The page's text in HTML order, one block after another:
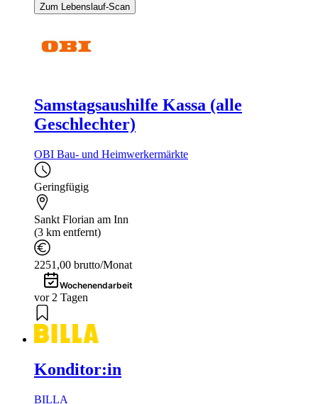
Zum Lebenslauf-Scan
Samstagsaushilfe Kassa (alle
Geschlechter)
OBI Bau- und Heimwerkermärkte
Geringfügig
Sankt Florian am Inn
(3 km entfernt)
2251,00 brutto/Monat
Wochenendarbeit
vor 2 Tagen
Konditor:in
BILLA